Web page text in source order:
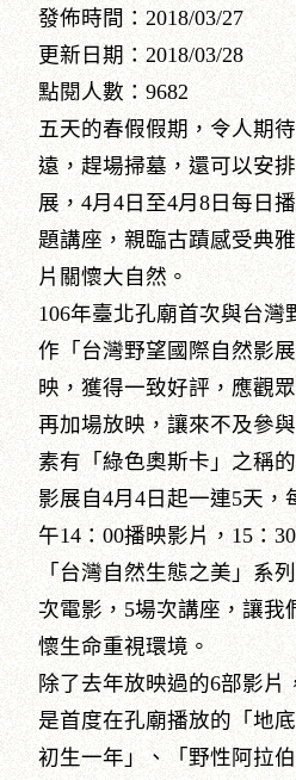
發佈時間：2018/03/27
更新日期：2018/03/28
點閱人數：9682
五天的春假假期，令人期
遠，趕場掃墓，還可以安
展，4月4日至4月8日每日
題講座，親臨古蹟感受典
片關懷大自然。
106年臺北孔廟首次與台
作「台灣野望國際自然影
映，獲得一致好評，應觀
再加場放映，讓來不及參
素有「綠色奧斯卡」之稱
影展自4月4日起一連5天，
午14：00播映影片，15：
「台灣自然生態之美」系
次電影，5場次講座，讓我
懷生命重視環境。
除了去年放映過的6部影片
是首度在孔廟播放的「地
初生一年」、「野性阿拉